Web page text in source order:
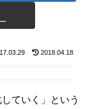
2018.04.18
ていく」という